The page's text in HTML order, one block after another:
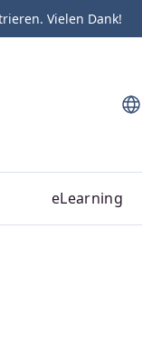
Vielen Dank!
eLearning